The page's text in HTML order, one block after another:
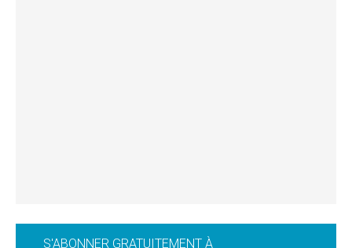
S'ABONNER GRATUITEMENT À